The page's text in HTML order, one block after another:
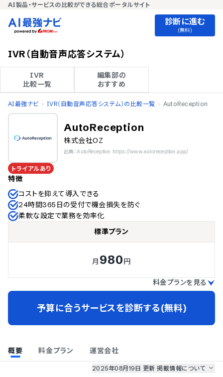
AI製品・サービスの比較ができる総合ポータルサイト
診断に進む
(無料)
IVR（自動音声応答システム）
IVR
比較一覧
編集部の
おすすめ
AI最強ナビ IVR（自動音声応答システム）の比較一覧 AutoReception
AutoReception
株式会社OZ
出典：AutoReception https://www.autoreception.app/
トライアルあり
特徴
コストを抑えて導入できる
24時間365日の受付で機会損失を防ぐ
柔軟な設定で業務を効率化
標準プラン
月 980円
料金プランを見る
予算に合うサービスを診断する(無料)
概要 料金プラン 運営会社
2025年08月19日 更新掲載情報について